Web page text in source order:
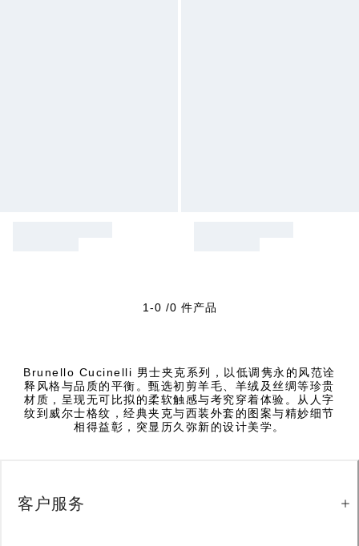
1-0 /0 件产品
Brunello Cucinelli 男士夹克系列，以低调隽永的风范诠
释风格与品质的平衡。甄选初剪羊毛、羊绒及丝绸等珍贵
材质，呈现无可比拟的柔软触感与考究穿着体验。从人字
纹到威尔士格纹，经典夹克与西装外套的图案与精妙细节
相得益彰，突显历久弥新的设计美学。
客户服务